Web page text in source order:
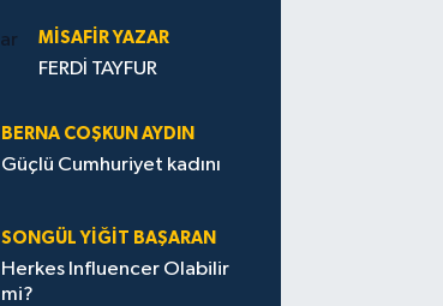
MISAFIR YAZAR
FERDİ TAYFUR
BERNA COŞKUN AYDIN
Güçlü Cumhuriyet kadını
SONGÜL YIĞIT BAŞARAN
Herkes Influencer Olabilir
mi?